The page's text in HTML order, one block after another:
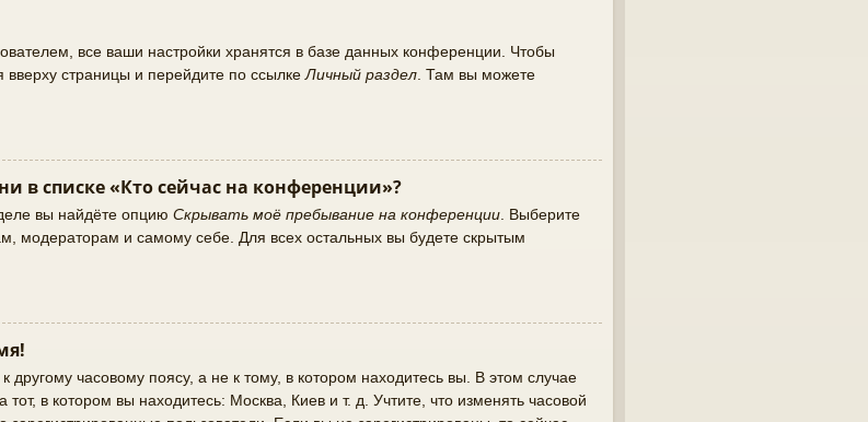
все ваши настройки хранятся в базе данных конференции. Чтобы
страницы и перейдите по ссылке Личный раздел . Там вы можете
в списке «Кто сейчас на конференции»?
вы найдёте опцию Скрывать моё пребывание на конференции . Выберите
модераторам и самому себе. Для всех остальных вы будете скрытым
часовому поясу, а не к тому, в котором находитесь вы. В этом случае
в котором вы находитесь: Москва, Киев и т. д. Учтите, что изменять часовой